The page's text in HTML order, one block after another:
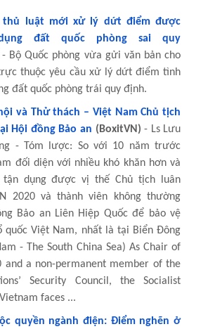
thủ luật mới xử lý dứt điểm được
đất quốc phòng sai quy
- Bộ Quốc phòng vừa gửi văn bản cho
thuộc yêu cầu xử lý dứt điểm tình
đất quốc phòng trái quy định.
và Thử thách – Việt Nam Chủ tịch
Hội đồng Bảo an (BoxitVN) - Ls Lưu
- Tóm lược: So với 10 năm trước
đối diện với nhiều khó khăn hơn và
dụng được vị thế Chủ tịch luân
2020 và thành viên không thường
Bảo an Liên Hiệp Quốc để bảo vệ
quốc Việt Nam, nhất là tại Biển Đông
- The South China Sea) As Chair of
and a non-permanent member of the
Security Council, the Socialist
faces ...
quyền ngành điện: Điểm nghẽn ở